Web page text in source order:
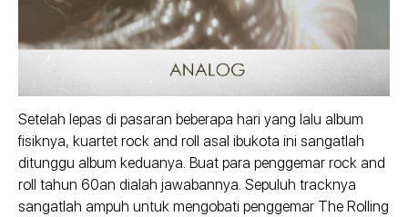
Setelah lepas di pasaran beberapa hari yang lalu album
fisiknya, kuartet rock and roll asal ibukota ini sangatlah
ditunggu album keduanya. Buat para penggemar rock and
roll tahun 60an dialah jawabannya. Sepuluh tracknya
sangatlah ampuh untuk mengobati penggemar The Rolling